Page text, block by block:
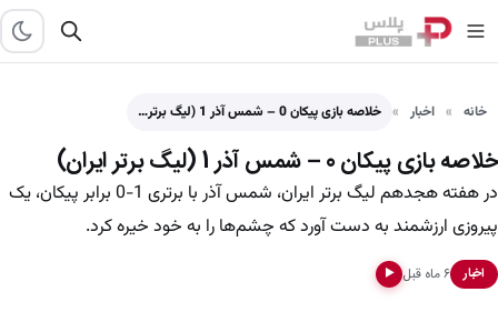
خانه اخبار خلاصه بازی پیکان 0 – شمس آذر 1 (لیگ برتر…
خلاصه بازی پیکان 0 – شمس آذر 1 (لیگ برتر ایران)
در هفته هجدهم لیگ برتر ایران، شمس آذر با برتری 1-0 برابر پیکان، یک
پیروزی ارزشمند به دست آورد که چشم‌ها را به خود خیره کرد.
اخبار ۶ ماه قبل ▶